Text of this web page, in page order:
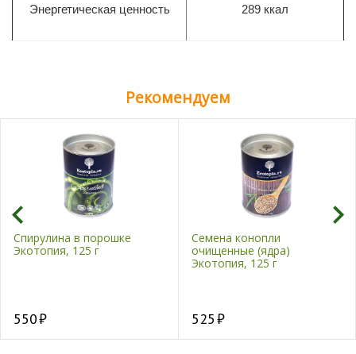
Энергетическая ценность 289 ккал
Рекомендуем
Спирулина в порошке
Экотопия, 125 г
550
Семена конопли
очищенные (ядра)
Экотопия, 125 г
525